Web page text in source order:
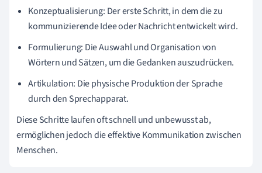
Konzeptualisierung: Der erste Schritt, in dem die zu
kommunizierende Idee oder Nachricht entwickelt wird.
Formulierung: Die Auswahl und Organisation von
Wörtern und Sätzen, um die Gedanken auszudrücken.
Artikulation: Die physische Produktion der Sprache
durch den Sprechapparat.
Diese Schritte laufen oft schnell und unbewusst ab,
ermöglichen jedoch die effektive Kommunikation zwischen
Menschen.